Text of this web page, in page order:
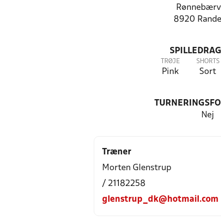
8920
TRØJE
Pink
SHORTS
Sort
Nej
Træner
Morten Glenstrup
/ 21182258
glenstrup_dk@hotmail.com